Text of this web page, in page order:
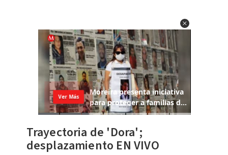
Trayectoria de 'Dora';
desplazamiento EN VIVO